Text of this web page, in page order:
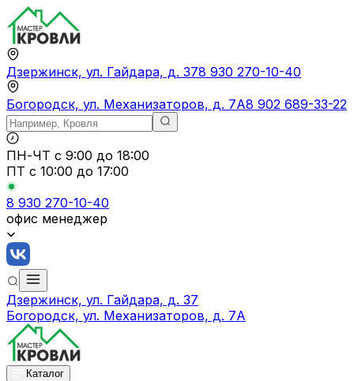
Дзержинск, ул. Гайдара, д. 378 930 270-10-40
Богородск, ул. Механизаторов, д. 7А8 902 689-33-22
ПН-ЧТ с 9:00 до 18:00
ПТ с 10:00 до 17:00
8 930 270-10-40
офис менеджер
Дзержинск, ул. Гайдара, д. 37
Богородск, ул. Механизаторов, д. 7А
Каталог